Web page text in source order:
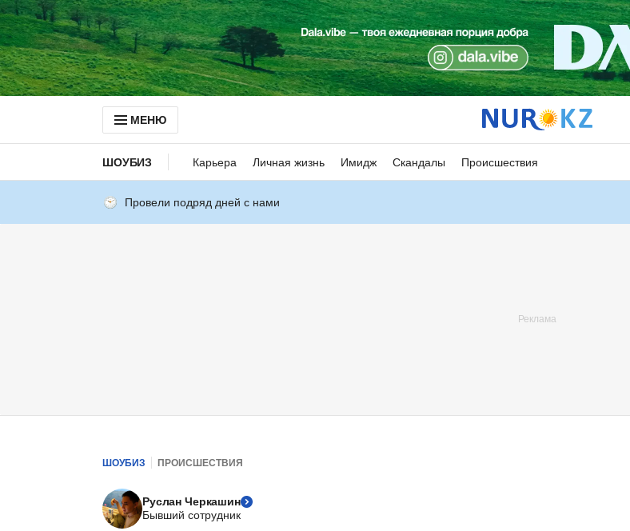
МЕНЮ
ШОУБИЗ Карьера Личная жизнь Имидж Скандалы Происшествия
Провели подряд дней с нами
ШОУБИЗ ПРОИСШЕСТВИЯ
Руслан Черкашин
Бывший сотрудник